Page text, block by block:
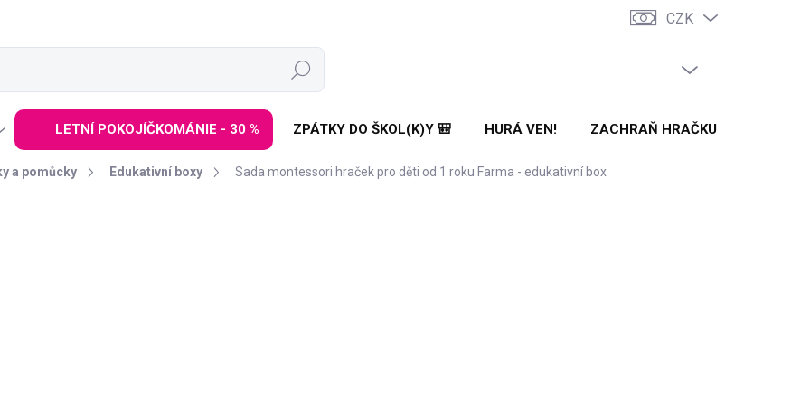
CZK
Hledat
LETNÍ POKOJÍČKOMÁNIE - 30 % ZPÁTKY DO ŠKOL(K)Y 🎒 HURÁ VEN! ZACHRAŇ HRAČKU! 🌟
a pomůcky Edukativní boxy Sada montessori hraček pro děti od 1 roku Farma - edukativní box